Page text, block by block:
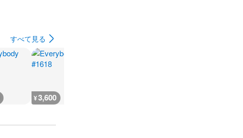
すべて見る
¥3,600